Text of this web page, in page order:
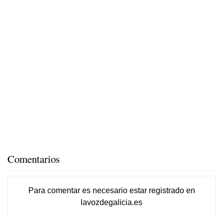
Comentarios
Para comentar es necesario estar registradoen
lavozdegalicia.es